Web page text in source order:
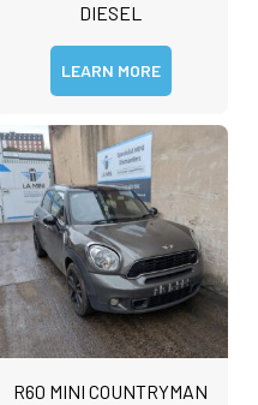
DIESEL
LEARN MORE
R60 MINI COUNTRYMAN